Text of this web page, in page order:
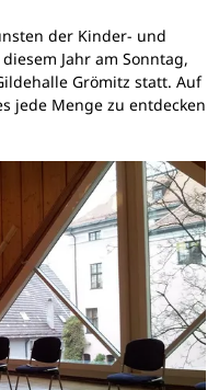
der Kinder- und
Jahr am Sonntag,
Grömitz statt. Auf
jede Menge zu entdecken